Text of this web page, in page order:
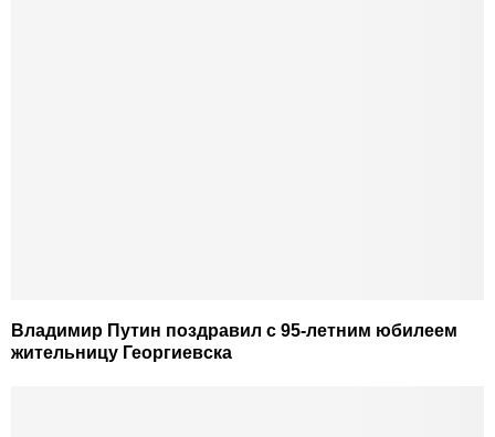
Владимир Путин поздравил с 95-летним юбилеем
жительницу Георгиевска